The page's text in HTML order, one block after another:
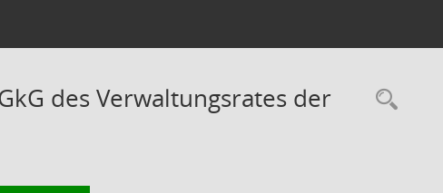
des Verwaltungsrates der